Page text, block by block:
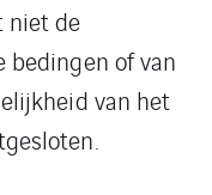
niet de
bedingen of van
van het